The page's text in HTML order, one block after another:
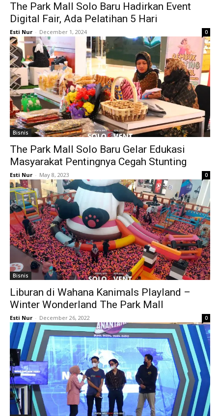
The Park Mall Solo Baru Hadirkan Event
Digital Fair, Ada Pelatihan 5 Hari
Esti Nur - December 1, 2024 0
Bisnis
The Park Mall Solo Baru Gelar Edukasi
Masyarakat Pentingnya Cegah Stunting
Esti Nur - May 8, 2023 0
Bisnis
Liburan di Wahana Kanimals Playland –
Winter Wonderland The Park Mall
Esti Nur - December 26, 2022 0